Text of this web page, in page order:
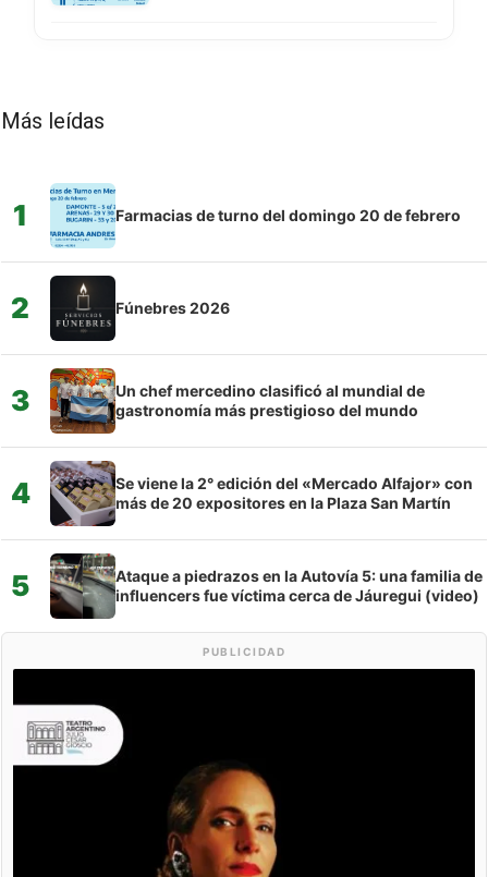
Más leídas
1 Farmacias de turno del domingo 20 de febrero
2 Fúnebres 2026
3
Un chef mercedino clasificó al mundial de
gastronomía más prestigioso del mundo
4
Se viene la 2° edición del «Mercado Alfajor» con
más de 20 expositores en la Plaza San Martín
5
Ataque a piedrazos en la Autovía 5: una familia de
influencers fue víctima cerca de Jáuregui (video)
PUBLICIDAD